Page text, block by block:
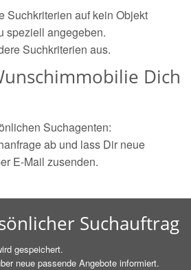
Suchkriterien auf kein Objekt
speziell angegeben.
Suchkriterien aus.
Dich
Suchagenten:
ab und lass Dir neue
E-Mail zusenden.
Suchauftrag
gespeichert.
neue passende Angebote informiert.